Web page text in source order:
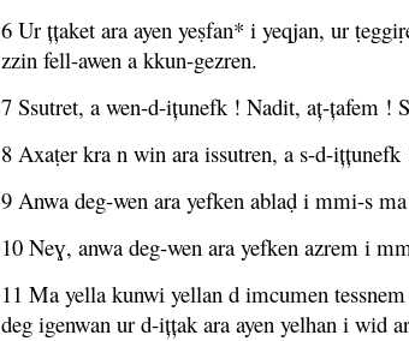
6 Ur țțaket ara ayen yeṣfan* i yeqjan, ur
zzin fell-awen a kkun-gezren.
7 Ssutret, a wen-d-ițunefk ! Nadit, aț-țafem !
8 Axaṭer kra n win ara issutren, a s-d-
9 Anwa deg-wen ara yefken ablaḍ i mmi-s
10 Neɣ, anwa deg-wen ara yefken azrem i
11 Ma yella kunwi yellan d imcumen
deg igenwan ur d-ițțak ara ayen yelhan i wid